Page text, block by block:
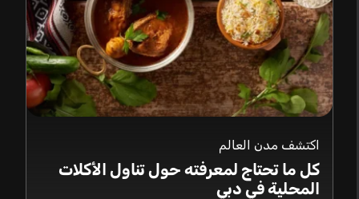
اكتشف مدن العالم
كل ما تحتاج لمعرفته حول تناول الأكلات
المحلية في دبي